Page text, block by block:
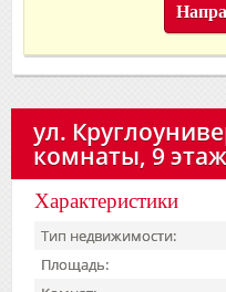
ул.
комнаты, 9 этаж
Характеристики
Тип недвижимости:
Площадь: